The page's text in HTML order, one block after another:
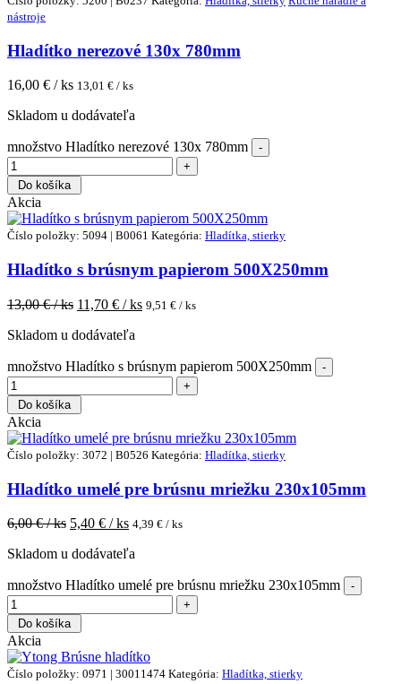
nástroje
Hladítko nerezové 130x 780mm
16,00 € / ks 13,01 € / ks
Skladom u dodávateľa
množstvo Hladítko nerezové 130x 780mm
Do košíka
Akcia
Číslo položky: 5094 | B0061 Kategória: Hladítka, stierky
Hladítko s brúsnym papierom 500X250mm
13,00€ / ks 11,70 € / ks 9,51 € / ks
Skladom u dodávateľa
množstvo Hladítko s brúsnym papierom 500X250mm
Do košíka
Akcia
Číslo položky: 3072 | B0526 Kategória: Hladítka, stierky
Hladítko umelé pre brúsnu mriežku 230x105mm
6,00€ / ks 5,40 € / ks 4,39 € / ks
Skladom u dodávateľa
množstvo Hladítko umelé pre brúsnu mriežku 230x105mm
Do košíka
Akcia
Číslo položky: 0971 | 30011474 Kategória: Hladítka, stierky